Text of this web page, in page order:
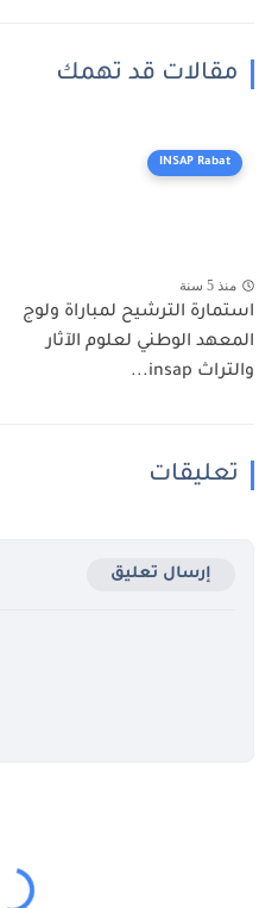
مقالات قد تهمك
INSAP Rabat
منذ 5 سنة
استمارة الترشيح لمباراة ولوج
المعهد الوطني لعلوم الآثار
والتراث insap...
تعليقات
إرسال تعليق